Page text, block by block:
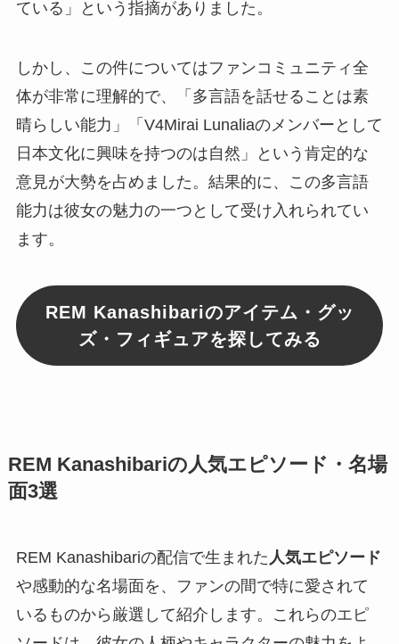
ている」という指摘がありました。
しかし、この件についてはファンコミュニティ全
体が非常に理解的で、「多言語を話せることは素
晴らしい能力」「V4Mirai Lunaliaのメンバーとして
日本文化に興味を持つのは自然」という肯定的な
意見が大勢を占めました。結果的に、この多言語
能力は彼女の魅力の一つとして受け入れられてい
ます。
REM Kanashibariのアイテム・グッ
ズ・フィギュアを探してみる
REM Kanashibariの人気エピソード・名場
面3選
REM Kanashibariの配信で生まれた 人気エピソード
や感動的な名場面を、ファンの間で特に愛されて
いるものから厳選して紹介します。これらのエピ